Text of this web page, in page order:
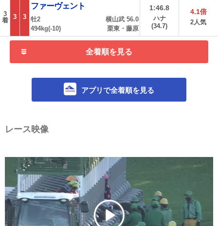
3
着
3 3
ファーヴェント
牡2
494kg(-10)
横山武 56.0
栗東・藤原
1:46.8
ハナ
(34.7)
4.1倍
2人気
全着順を見る
アプリで全着順を見る
レース映像